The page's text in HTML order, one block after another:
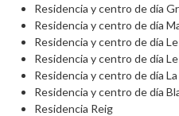
Residencia y centro de día
Residencia y centro de día
Residencia y centro de día
Residencia y centro de día
Residencia y centro de día La
Residencia y centro de día
Residencia Reig